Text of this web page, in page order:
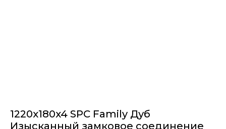
1220x180x4 SPC Family Дуб
Изысканный замковое соединение